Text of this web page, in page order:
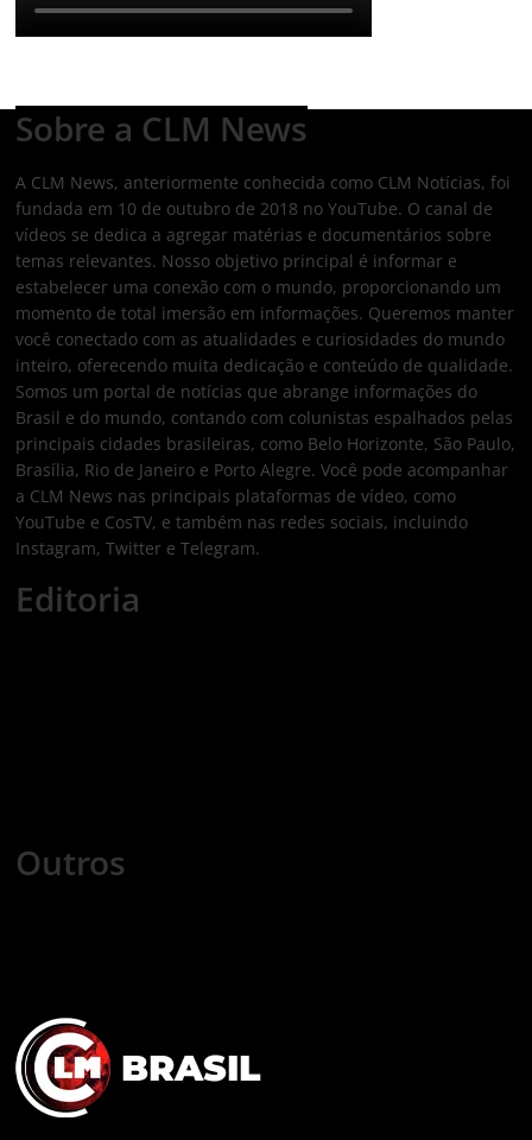
Sobre a CLM News
A CLM News, anteriormente conhecida como CLM Notícias, foi
fundada em 10 de outubro de 2018 no YouTube. O canal de
vídeos se dedica a agregar matérias e documentários sobre
temas relevantes. Nosso objetivo principal é informar e
estabelecer uma conexão com o mundo, proporcionando um
momento de total imersão em informações. Queremos manter
você conectado com as atualidades e curiosidades do mundo
inteiro, oferecendo muita dedicação e conteúdo de qualidade.
Somos um portal de notícias que abrange informações do
Brasil e do mundo, contando com colunistas espalhados pelas
principais cidades brasileiras, como Belo Horizonte, São Paulo,
Brasília, Rio de Janeiro e Porto Alegre. Você pode acompanhar
a CLM News nas principais plataformas de vídeo, como
YouTube e CosTV, e também nas redes sociais, incluindo
Instagram, Twitter e Telegram.
Editoria
Outros